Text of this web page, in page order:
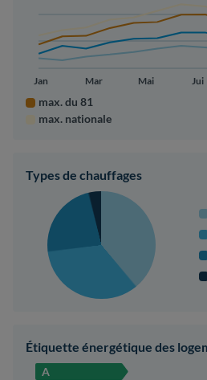
Jan Mar Mai Jui
max. du 81
max. nationale
Types de chauffages
Étiquette énergétique des
A